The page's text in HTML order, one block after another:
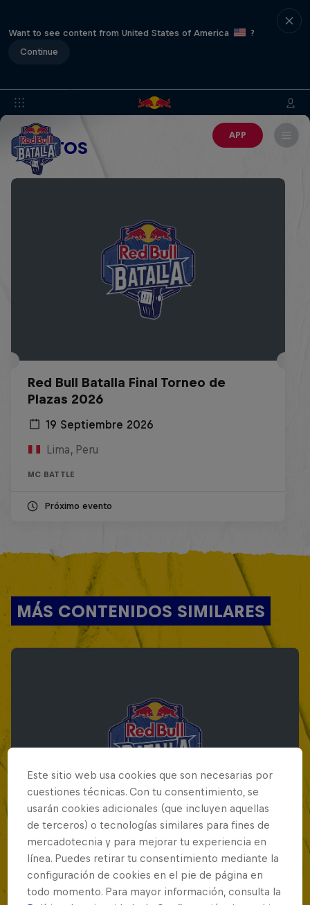
Want to see content from United States of America
?
Continue
APP
EVENTOS
Red Bull Batalla Final Torneo de
Plazas 2026
19 Septiembre 2026
Lima, Peru
MC BATTLE
Próximo evento
MÁS CONTENIDOS SIMILARES
Red Bull Batalla Final Torneo de Plazas
2026
Este sitio web usa cookies que son necesarias por
cuestiones técnicas. Con tu consentimiento, se
usarán cookies adicionales (que incluyen aquellas
de terceros) o tecnologías similares para fines de
mercadotecnia y para mejorar tu experiencia en
línea. Puedes retirar tu consentimiento mediante la
configuración de cookies en el pie de página en
todo momento. Para mayor información, consulta la